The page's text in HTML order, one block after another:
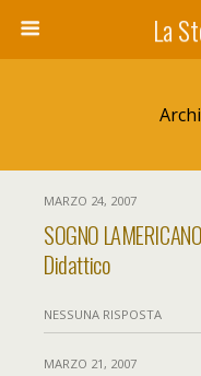
La
MARZO 24, 2007
SOGNO
Didattico
NESSUNA RISPOSTA
MARZO 21, 2007